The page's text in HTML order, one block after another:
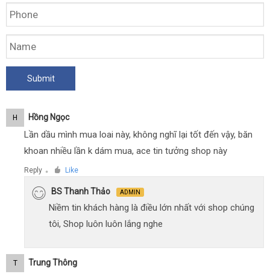
H Hồng Ngọc
Lần dầu mình mua loai này, không nghĩ lại tốt đến vậy, băn
khoan nhiều lần k dám mua, ace tin tưởng shop này
Reply ● Like
BS Thanh Thảo ADMIN
Niềm tin khách hàng là điều lớn nhất với shop chúng
tôi, Shop luôn luôn lắng nghe
T Trung Thông